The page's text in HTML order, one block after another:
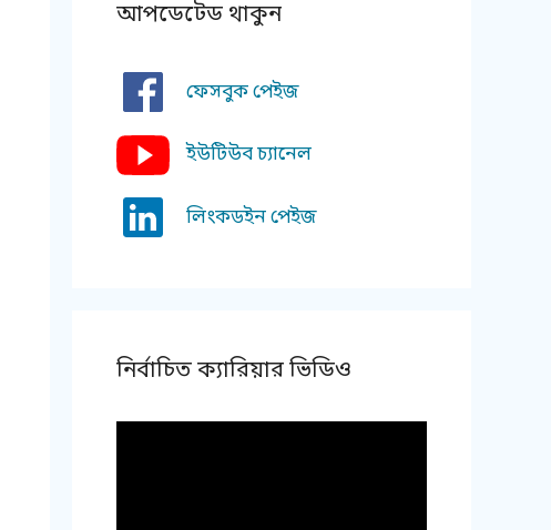
আপডেটেড থাকুন
ফেসবুক পেইজ
ইউটিউব চ্যানেল
লিংকডইন পেইজ
নির্বাচিত ক্যারিয়ার ভিডিও